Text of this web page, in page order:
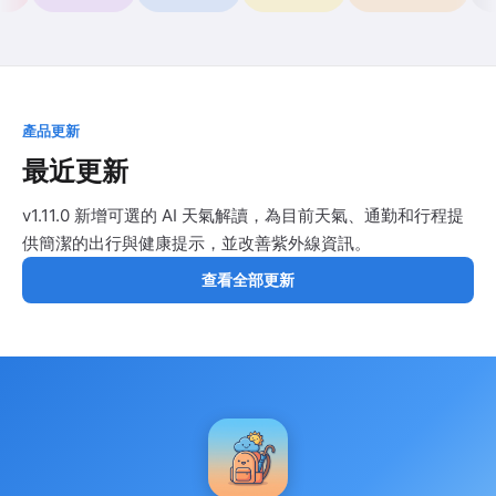
產品更新
最近更新
v1.11.0 新增可選的 AI 天氣解讀，為目前天氣、通勤和行程提
供簡潔的出行與健康提示，並改善紫外線資訊。
查看全部更新